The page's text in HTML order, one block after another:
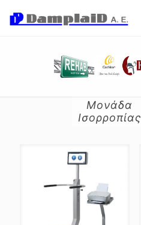
Μονάδα
Ισορροπίας